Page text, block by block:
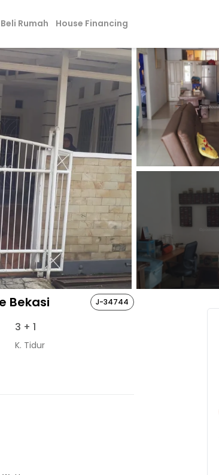
Beli Rumah House Financing
Bekasi J-34744
3 + 1
K. Tidur